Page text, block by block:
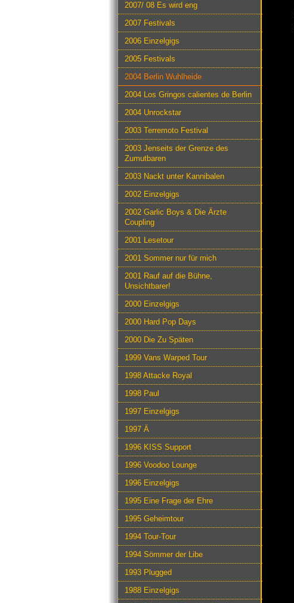
2007/ 08 Es wird eng
2007 Festivals
2006 Einzelgigs
2005 Festivals
2004 Berlin Wuhlheide
2004 Los Gringos calientes de Berlin
2004 Unrockstar
2003 Terremoto Festival
2003 Jenseits der Grenze des
Zumutbaren
2003 Nackt unter Kannibalen
2002 Einzelgigs
2002 Garlic Boys & Die Ärzte
Coupling
2001 Lesetour
2001 Sommer nur für mich
2001 Rauf auf die Bühne,
Unsichtbarer!
2000 Einzelgigs
2000 Hard Pop Days
2000 Die Zu Späten
1999 Vans Warped Tour
1998 Attacke Royal
1998 Paul
1997 Einzelgigs
1997 Ä
1996 KISS Support
1996 Voodoo Lounge
1996 Einzelgigs
1995 Eine Frage der Ehre
1995 Geheimtour
1994 Tour-Tour
1994 Sömmer der Libe
1993 Plugged
1988 Einzelgigs